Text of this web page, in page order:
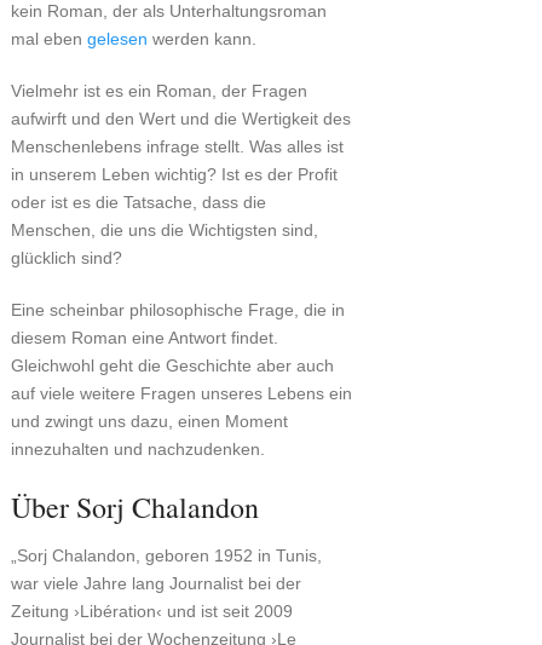
kein Roman, der als Unterhaltungsroman
mal eben gelesen werden kann.
Vielmehr ist es ein Roman, der Fragen
aufwirft und den Wert und die Wertigkeit des
Menschenlebens infrage stellt. Was alles ist
in unserem Leben wichtig? Ist es der Profit
oder ist es die Tatsache, dass die
Menschen, die uns die Wichtigsten sind,
glücklich sind?
Eine scheinbar philosophische Frage, die in
diesem Roman eine Antwort findet.
Gleichwohl geht die Geschichte aber auch
auf viele weitere Fragen unseres Lebens ein
und zwingt uns dazu, einen Moment
innezuhalten und nachzudenken.
Über Sorj Chalandon
„Sorj Chalandon, geboren 1952 in Tunis,
war viele Jahre lang Journalist bei der
Zeitung ›Libération‹ und ist seit 2009
Journalist bei der Wochenzeitung ›Le